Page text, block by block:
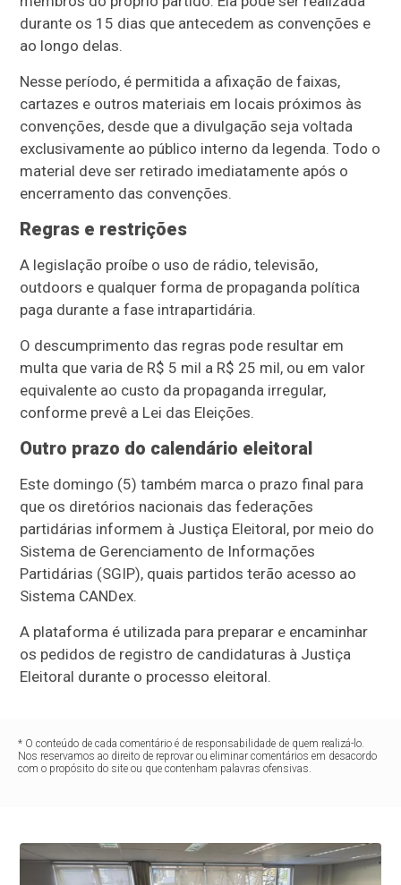
durante os 15 dias que antecedem as convenções e
ao longo delas.
Nesse período, é permitida a afixação de faixas,
cartazes e outros materiais em locais próximos às
convenções, desde que a divulgação seja voltada
exclusivamente ao público interno da legenda. Todo o
material deve ser retirado imediatamente após o
encerramento das convenções.
Regras e restrições
A legislação proíbe o uso de rádio, televisão,
outdoors e qualquer forma de propaganda política
paga durante a fase intrapartidária.
O descumprimento das regras pode resultar em
multa que varia de R$ 5 mil a R$ 25 mil, ou em valor
equivalente ao custo da propaganda irregular,
conforme prevê a Lei das Eleições.
Outro prazo do calendário eleitoral
Este domingo (5) também marca o prazo final para
que os diretórios nacionais das federações
partidárias informem à Justiça Eleitoral, por meio do
Sistema de Gerenciamento de Informações
Partidárias (SGIP), quais partidos terão acesso ao
Sistema CANDex.
A plataforma é utilizada para preparar e encaminhar
os pedidos de registro de candidaturas à Justiça
Eleitoral durante o processo eleitoral.
* O conteúdo de cada comentário é de responsabilidade de quem realizá-lo.
Nos reservamos ao direito de reprovar ou eliminar comentários em desacordo
com o propósito do site ou que contenham palavras ofensivas.